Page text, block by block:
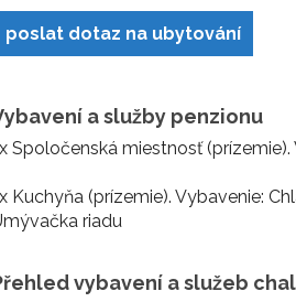
poslat dotaz na ubytování
a služby penzionu
Spoločenská miestnosť
Kuchyňa (prízemie). Vybavenie:
riadu
vybavení a služeb